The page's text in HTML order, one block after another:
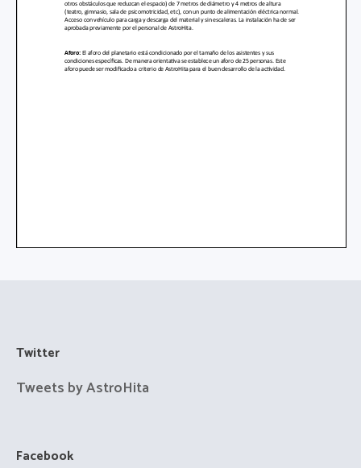
Twitter
Tweets by AstroHita
Facebook